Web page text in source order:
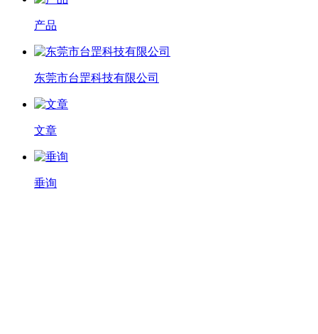
产品
东莞市台罡科技有限公司
文章
垂询